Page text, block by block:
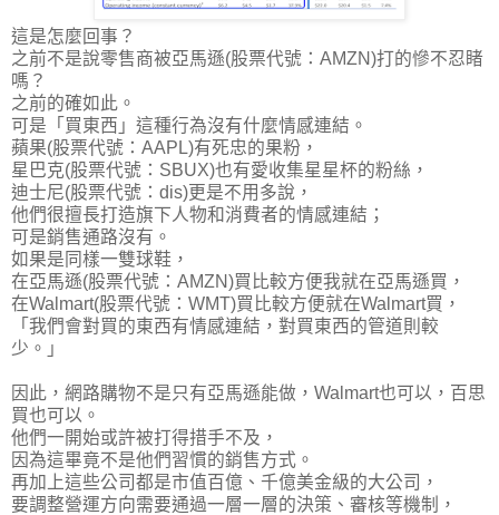
這是怎麼回事？
之前不是說零售商被亞馬遜(股票代號：AMZN)打的慘不忍睹
嗎？
之前的確如此。
可是「買東西」這種行為沒有什麼情感連結。
蘋果(股票代號：AAPL)有死忠的果粉，
星巴克(股票代號：SBUX)也有愛收集星星杯的粉絲，
迪士尼(股票代號：dis)更是不用多說，
他們很擅長打造旗下人物和消費者的情感連結；
可是銷售通路沒有。
如果是同樣一雙球鞋，
在亞馬遜(股票代號：AMZN)買比較方便我就在亞馬遜買，
在Walmart(股票代號：WMT)買比較方便就在Walmart買，
「我們會對買的東西有情感連結，對買東西的管道則較
少。」
因此，網路購物不是只有亞馬遜能做，Walmart也可以，百思
買也可以。
他們一開始或許被打得措手不及，
因為這畢竟不是他們習慣的銷售方式。
再加上這些公司都是市值百億、千億美金級的大公司，
要調整營運方向需要通過一層一層的決策、審核等機制，